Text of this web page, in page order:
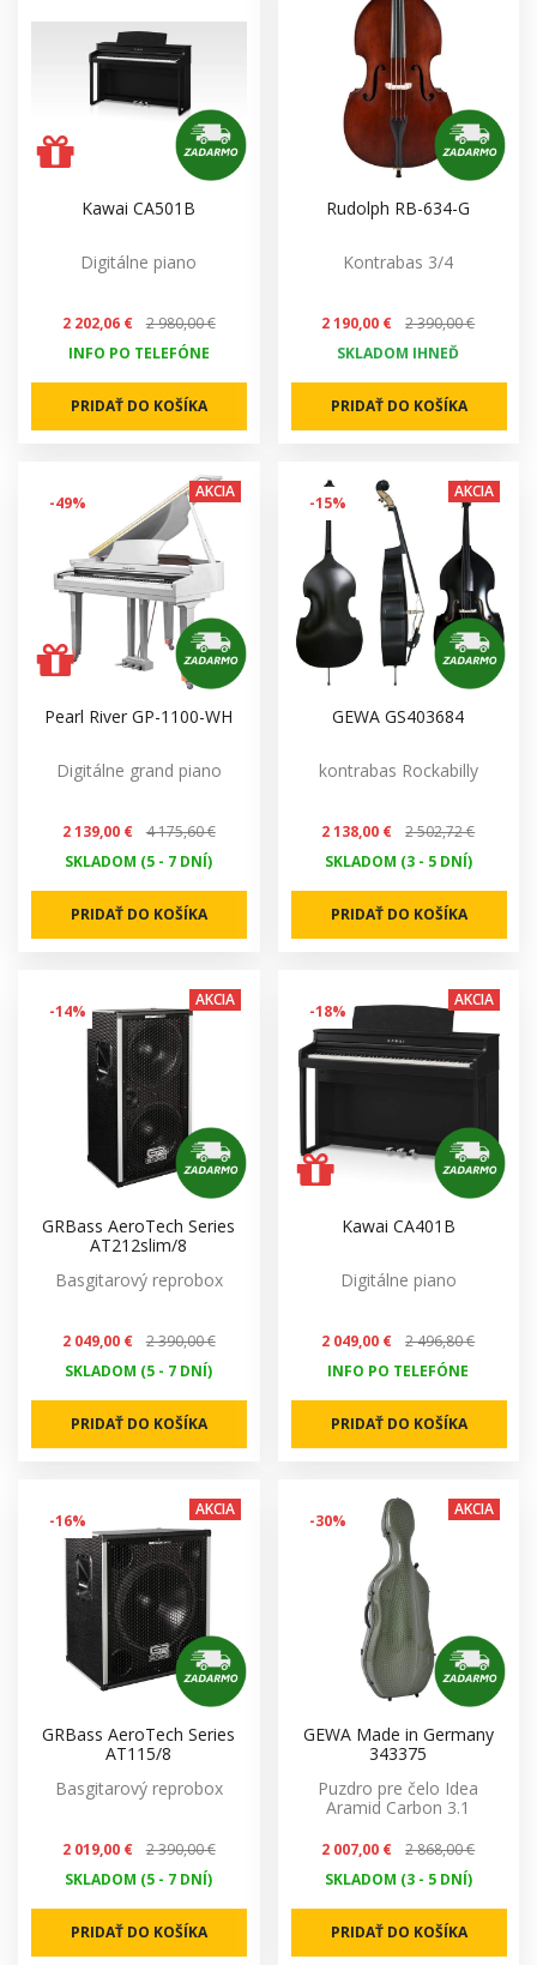
Kawai CA501B
Digitálne piano
2 202,06 €
2 980,00 €
INFO PO TELEFÓNE
PRIDAŤ DO KOŠÍKA
Rudolph RB-634-G
Kontrabas 3/4
2 190,00 €
2 390,00 €
SKLADOM IHNEĎ
PRIDAŤ DO KOŠÍKA
-49%
AKCIA
Pearl River GP-1100-WH
Digitálne grand piano
2 139,00 €
4 175,60 €
SKLADOM (5 - 7 DNÍ)
PRIDAŤ DO KOŠÍKA
-15%
AKCIA
GEWA GS403684
kontrabas Rockabilly
2 138,00 €
2 502,72 €
SKLADOM (3 - 5 DNÍ)
PRIDAŤ DO KOŠÍKA
-14%
AKCIA
GRBass AeroTech Series
AT212slim/8
Basgitarový reprobox
2 049,00 €
2 390,00 €
SKLADOM (5 - 7 DNÍ)
PRIDAŤ DO KOŠÍKA
-18%
AKCIA
Kawai CA401B
Digitálne piano
2 049,00 €
2 496,80 €
INFO PO TELEFÓNE
PRIDAŤ DO KOŠÍKA
-16%
AKCIA
GRBass AeroTech Series
AT115/8
Basgitarový reprobox
2 019,00 €
2 390,00 €
SKLADOM (5 - 7 DNÍ)
PRIDAŤ DO KOŠÍKA
-30%
AKCIA
GEWA Made in Germany
343375
Puzdro pre čelo Idea
Aramid Carbon 3.1
2 007,00 €
2 868,00 €
SKLADOM (3 - 5 DNÍ)
PRIDAŤ DO KOŠÍKA